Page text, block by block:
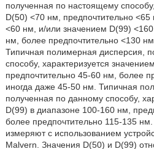
полученная по настоящему
D(50) <70 нм, предпочтительно
<60 нм, и/или значением D(99)
нм, более предпочтительно <130
Типичная полимерная дисперсия,
способу, характеризуется
предпочтительно 45-60 нм, более
иногда даже 45-50 нм. Типичная
полученная по данному способу,
D(99) в диапазоне 100-160 нм,
более предпочтительно 115-135
измеряют с использованием
Malvern. Значения D(50) и D(99)